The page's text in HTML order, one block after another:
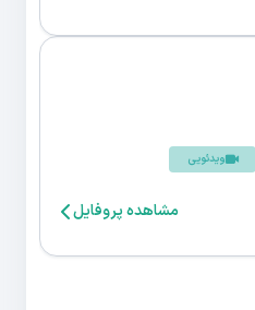
ویدئویی
مشاهده پروفایل